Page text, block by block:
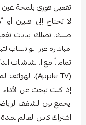
تفعيل فوري بلمحة
لا تحتاج إلى فنيين
طلبك، تصلك بيانات
مباشرة عبر الواتساب
(Apple TV)، الهواتف المحمولة، وأجهزة الـ Fire Stick و Mi Box.
إذا كنت تبحث عن الأداء
يجمع بين الشغف
اشتراككاسالعالملمدة